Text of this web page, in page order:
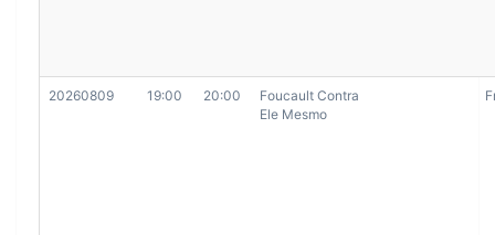
20260809 19:00 20:00
Foucault Contra
Ele Mesmo